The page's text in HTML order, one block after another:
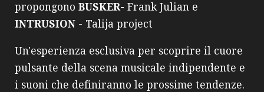
propongono BUSKER- Frank Julian e
INTRUSION - Talija project
Un'esperienza esclusiva per scoprire il cuore
pulsante della scena musicale indipendente e
i suoni che definiranno le prossime tendenze.